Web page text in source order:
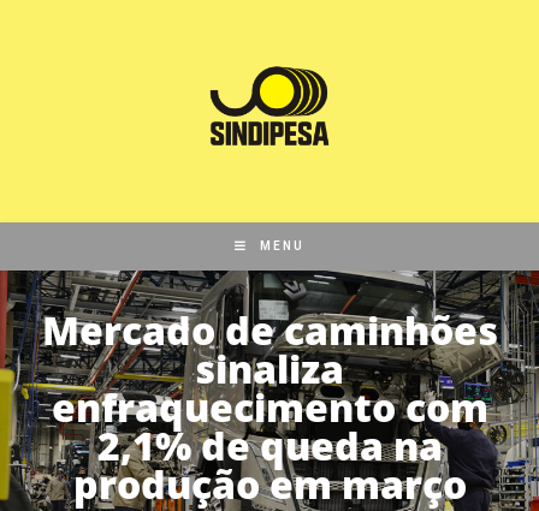
MENU
Mercado de caminhões
sinaliza
enfraquecimento com
2,1% de queda na
produção em março